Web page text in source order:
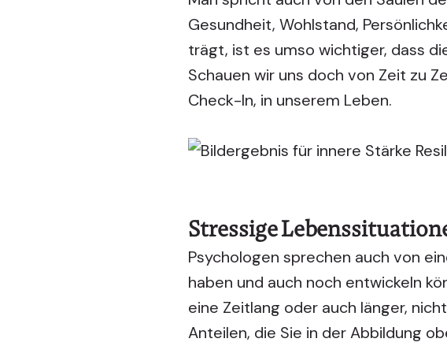
Gesundheit, Wohlstand,
trägt, ist es umso wichtiger, dass
Schauen wir uns doch von Zeit zu
Check-In, in unserem Leben.
Stressige
Psychologen sprechen auch von
haben und auch noch entwickeln
eine Zeitlang oder auch länger,
Anteilen, die Sie in der Abbildung